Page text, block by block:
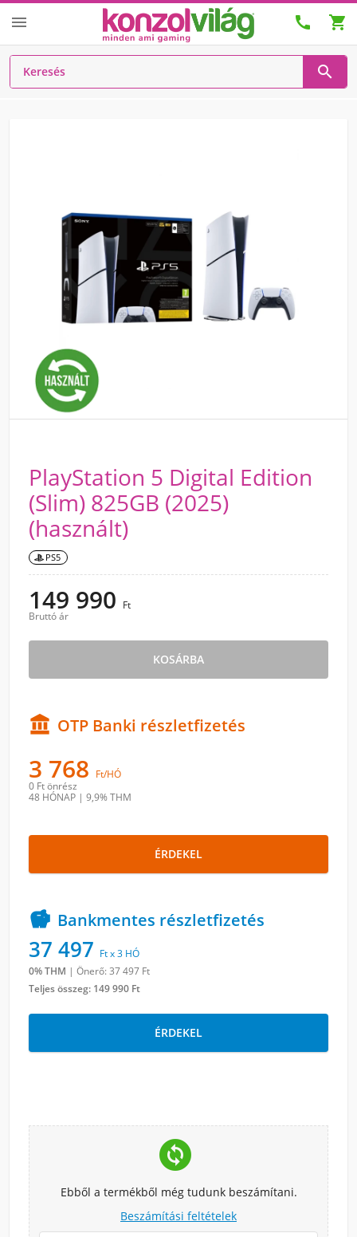
  

PlayStation 5 Digital Edition
(Slim) 825GB (2025)
(használt)
PS5
149 990 Ft
Bruttó ár
KOSÁRBA
 OTP Banki részletfizetés
3 768 Ft/HÓ
0 Ftönrész
48 HÓNAP | 9,9% THM
ÉRDEKEL
 Bankmentes részletfizetés
37 497 Ft x 3 HÓ
0% THM | Önerő: 37 497 Ft
Teljes összeg: 149 990 Ft
ÉRDEKEL
change_circle
Ebből a termékből még tudunk beszámítani.
Beszámítási feltételek